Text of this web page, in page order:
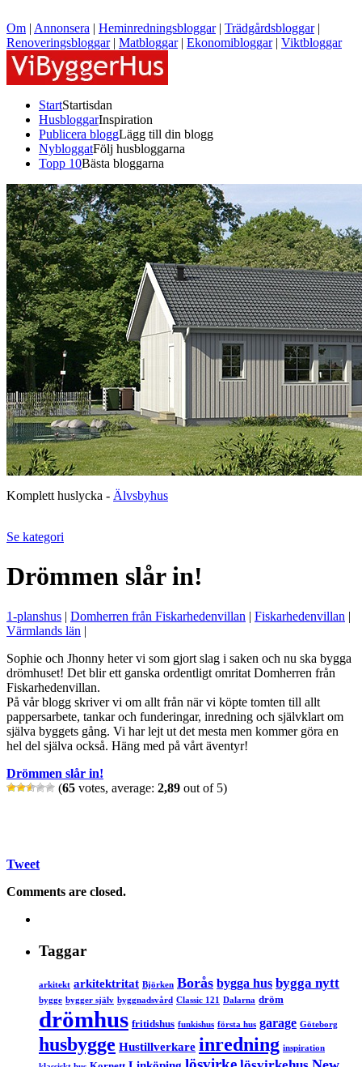
Om | Annonsera | Heminredningsbloggar| Trädgårdsbloggar|
Renoveringsbloggar| Matbloggar| Ekonomibloggar| Viktbloggar
StartStartisdan
HusbloggarInspiration
Publicera bloggLägg till din blogg
NybloggatFölj husbloggarna
Topp 10Bästa bloggarna
Komplett huslycka - Älvsbyhus
Se kategori
Drömmen slår in!
1-planshus | Domherren från Fiskarhedenvillan | Fiskarhedenvillan |
Värmlands län |
Sophie och Jhonny heter vi som gjort slag i saken och nu ska bygga
drömhuset! Det blir ett ganska ordentligt omritat Domherren från
Fiskarhedenvillan.
På vår blogg skriver vi om allt från när vi köpte tomten till allt
pappersarbete, tankar och funderingar, inredning och självklart om
själva byggets gång. Vi har lejt ut det mesta men kommer göra en
hel del själva också. Häng med på vårt äventyr!
Drömmen slår in!
(65 votes, average: 2,89 out of 5)
Tweet
Comments are closed.
Taggar
arkitekt arkitektritat Björken Borås bygga hus bygga nytt
bygge bygger själv byggnadsvård Classic 121 Dalarna dröm
drömhus fritidshus funkishus första hus garage Göteborg
husbygge Hustillverkare inredning inspiration